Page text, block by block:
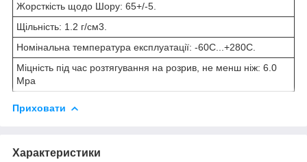
Жорсткість щодо Шору: 65+/-5.
Щільність: 1.2 г/см3.
Номінальна температура експлуатації: -60C...+280C.
Міцність під час розтягування на розрив, не менш ніж: 6.0
Mpa
Приховати
Характеристики